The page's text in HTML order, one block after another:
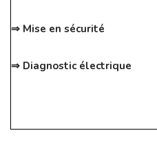
⇒ Mise en sécurité
⇒ Diagnostic électrique